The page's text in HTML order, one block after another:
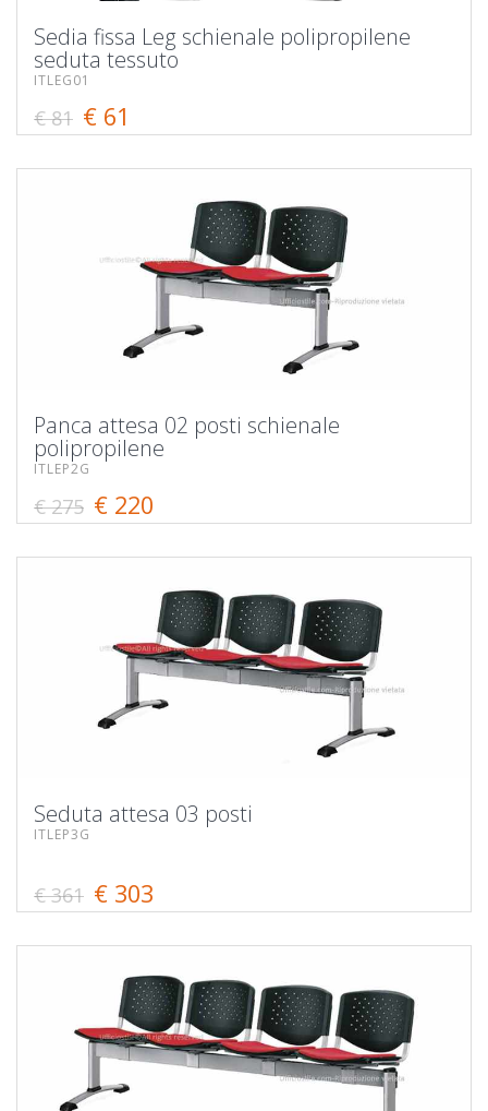
Sedia fissa Leg schienale polipropilene
seduta tessuto
ITLEG01
€ 81 € 61
Panca attesa 02 posti schienale
polipropilene
ITLEP2G
€ 275 € 220
Seduta attesa 03 posti
ITLEP3G
€ 361 € 303